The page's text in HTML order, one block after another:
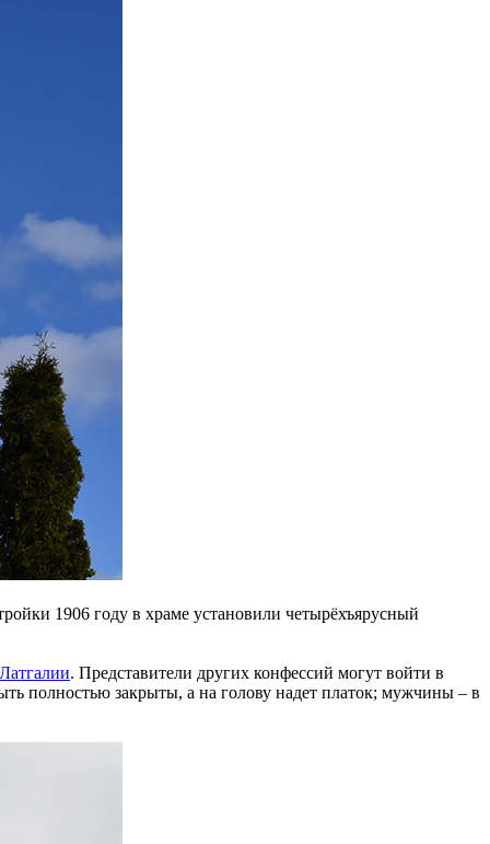
1906 году в храме установили четырёхъярусный
. Представители других конфессий могут войти в
полностью закрыты, а на голову надет платок; мужчины – в